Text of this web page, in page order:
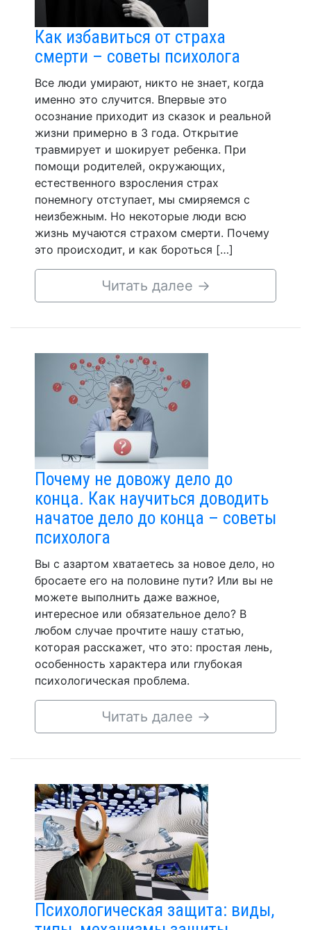
Как избавиться от страха
смерти – советы психолога
Все люди умирают, никто не знает, когда
именно это случится. Впервые это
осознание приходит из сказок и реальной
жизни примерно в 3 года. Открытие
травмирует и шокирует ребенка. При
помощи родителей, окружающих,
естественного взросления страх
понемногу отступает, мы смиряемся с
неизбежным. Но некоторые люди всю
жизнь мучаются страхом смерти. Почему
это происходит, и как бороться […]
Читать далее →
Почему не довожу дело до
конца. Как научиться доводить
начатое дело до конца – советы
психолога
Вы с азартом хватаетесь за новое дело, но
бросаете его на половине пути? Или вы не
можете выполнить даже важное,
интересное или обязательное дело? В
любом случае прочтите нашу статью,
которая расскажет, что это: простая лень,
особенность характера или глубокая
психологическая проблема.
Читать далее →
Психологическая защита: виды,